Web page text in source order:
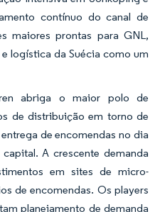
contínuo do canal de
maiores prontas para GNL,
logística da Suécia como um
abriga o maior polo de
de distribuição em torno de
de encomendas no dia
A crescente demanda
em sites de micro-
de encomendas. Os players
planejamento de demanda